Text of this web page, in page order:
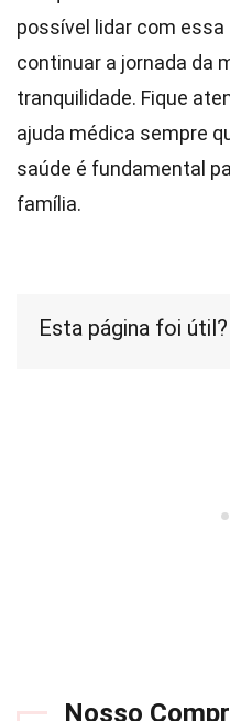
possível lidar com
continuar a jornada da
tranquilidade. Fique
ajuda médica sempre
saúde é fundamental
família.
Esta página foi útil?
Nosso